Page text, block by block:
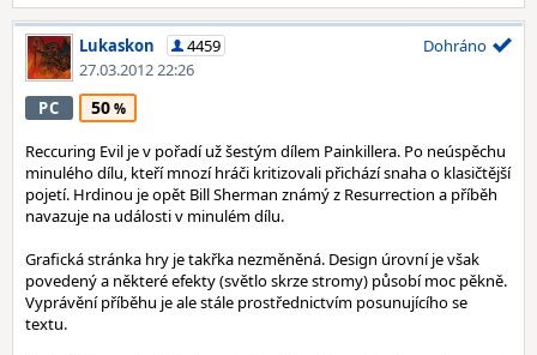
Lukaskon
4459
27.03.2012 22:26
Dohráno
PC 50
Reccuring Evil je v pořadí už šestým dílem Painkillera. Po neúspěchu
minulého dílu, kteří mnozí hráči kritizovali přichází snaha o klasičtější
pojetí. Hrdinou je opět Bill Sherman známý z Resurrection a příběh
navazuje na události v minulém dílu.
Grafická stránka hry je takřka nezměněná. Design úrovní je však
povedený a některé efekty (světlo skrze stromy) působí moc pěkně.
Vyprávění příběhu je ale stále prostřednictvím posunujícího se
textu.